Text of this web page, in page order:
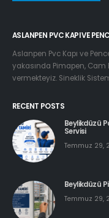
ASLANPEN PVC KAPI VE
Aslanpen Pvc Kapı ve
yakasında Pimapen, Cam
vermekteyiz. Sineklik
RECENT POSTS
Beylikdüzü
Servisi
Temmuz 29,
Beylikdüzü
Temmuz 29,